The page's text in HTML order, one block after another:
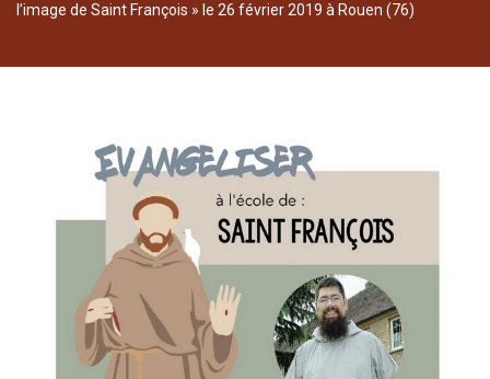
l’image de Saint François » le 26 février 2019 à Rouen (76)